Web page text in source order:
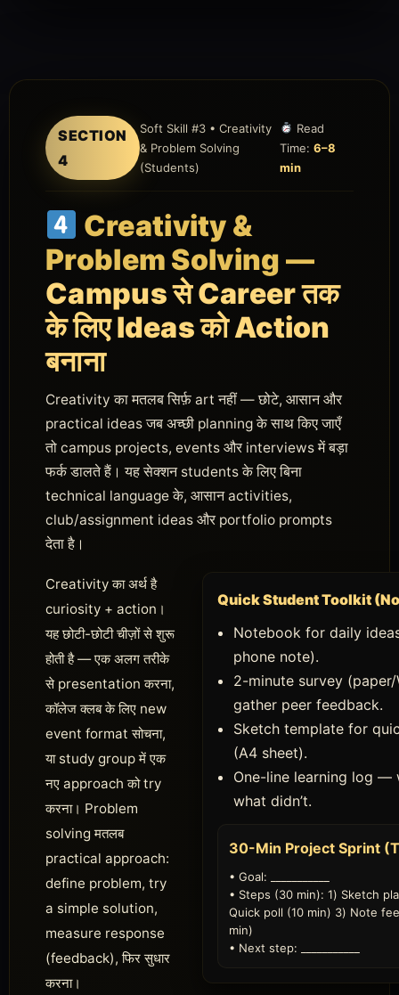
SECTION
4
Soft Skill #3 • Creativity
& Problem Solving
(Students)
Read
Time: 6–8
min
Creativity &
Problem Solving —
Campus से Career तक
के लिए Ideas को Action
बनाना
Creativity का मतलब सिर्फ़ art नहीं — छोटे, आसान और
practical ideas जब अच्छी planning के साथ किए जाएँ
तो campus projects, events और interviews में बड़ा
फर्क डालते हैं। यह सेक्शन students के लिए बिना
technical language के, आसान activities,
club/assignment ideas और portfolio prompts
देता है।
Creativity का अर्थ है
curiosity + action।
यह छोटी-छोटी चीज़ों से शुरू
होती है — एक अलग तरीके
से presentation करना,
कॉलेज क्लब के लिए new
event format सोचना,
या study group में एक
नए approach को try
करना। Problem
solving मतलब
practical approach:
define problem, try
a simple solution,
measure response
(feedback), फिर सुधार
करना।
Quick Student Toolkit
Notebook for daily
phone note).
2-minute survey
gather peer feedback.
Sketch template for
(A4 sheet).
One-line learning log —
what didn’t.
30-Min Project Sprint
• Goal: ___________
• Steps (30 min): 1) Sketch
Quick poll (10 min) 3) Note
min)
• Next step: ___________